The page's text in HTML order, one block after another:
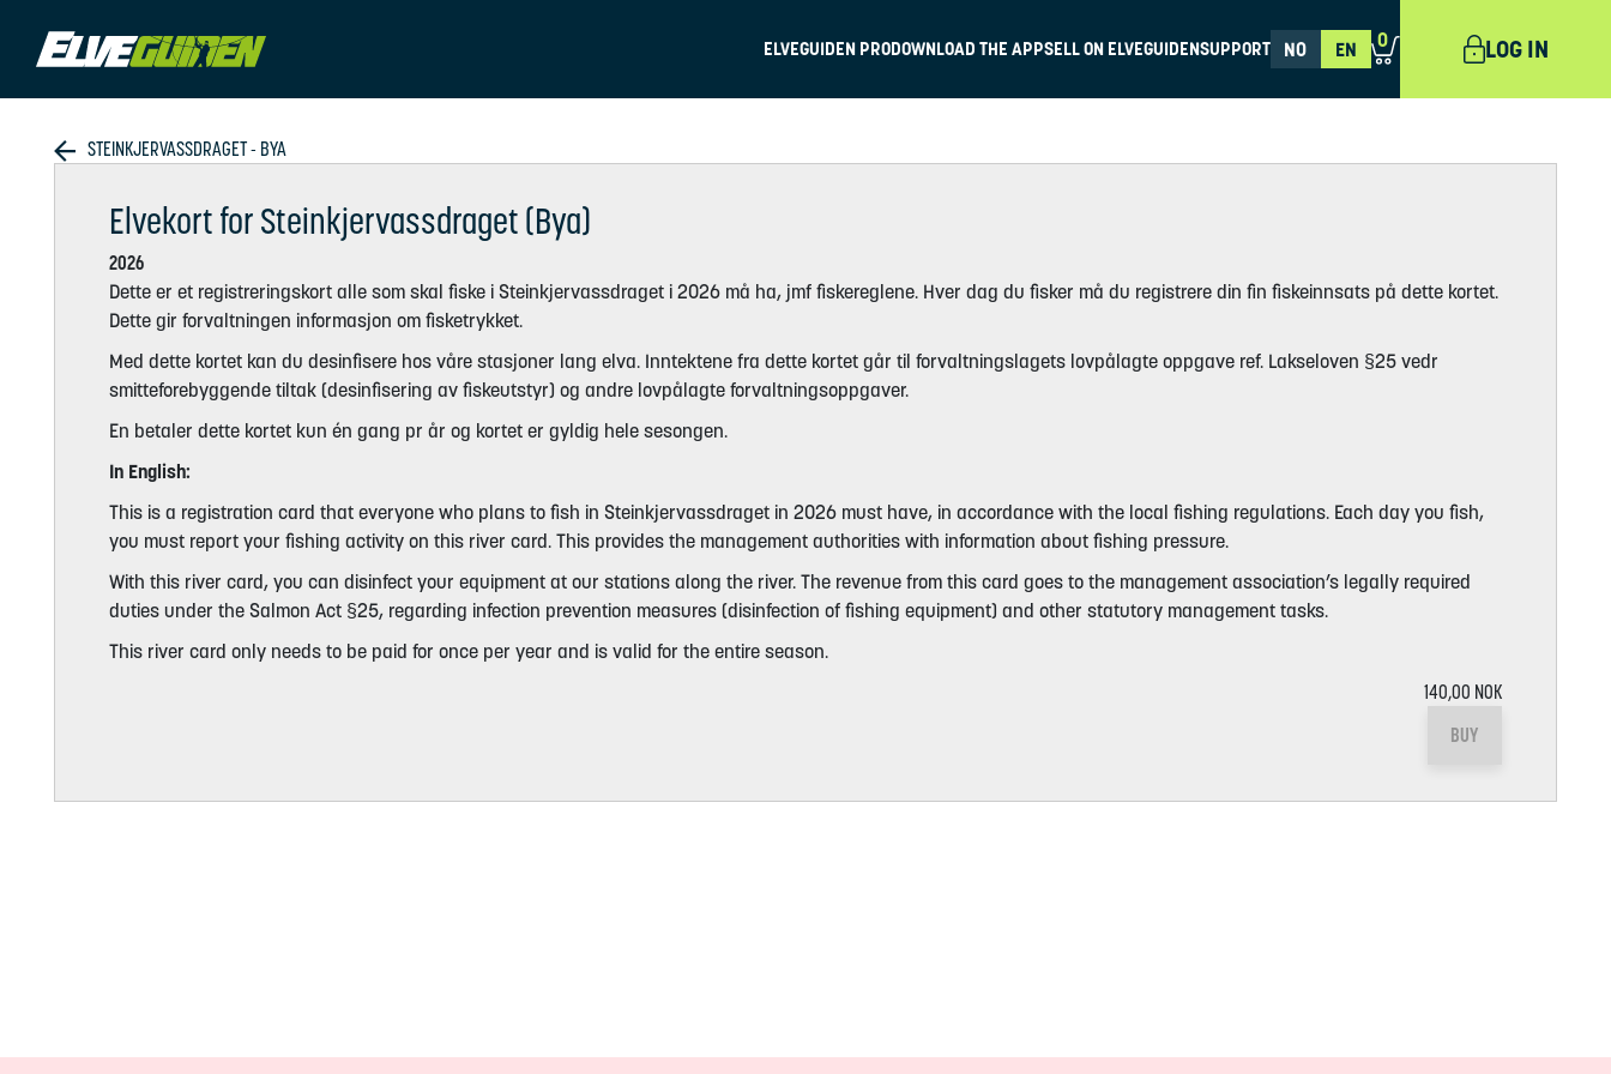
ELVEGUIDEN PRODOWNLOAD THE APPSELL ON ELVEGUIDENSUPPORT NO EN 0 LOG IN
STEINKJERVASSDRAGET - BYA
Elvekort for Steinkjervassdraget (Bya)
2026
Dette er et registreringskort alle som skal fiske i Steinkjervassdraget i 2026 må ha, jmf fiskereglene. Hver dag du fisker må du registrere din fin fiskeinnsats på dette kortet.
Dette gir forvaltningen informasjon om fisketrykket.
Med dette kortet kan du desinfisere hos våre stasjoner lang elva. Inntektene fra dette kortet går til forvaltningslagets lovpålagte oppgave ref. Lakseloven §25 vedr
smitteforebyggende tiltak (desinfisering av fiskeutstyr) og andre lovpålagte forvaltningsoppgaver.
En betaler dette kortet kun én gang pr år og kortet er gyldig hele sesongen.
In English:
This is a registration card that everyone who plans to fish in Steinkjervassdraget in 2026 must have, in accordance with the local fishing regulations. Each day you fish,
you must report your fishing activity on this river card. This provides the management authorities with information about fishing pressure.
With this river card, you can disinfect your equipment at our stations along the river. The revenue from this card goes to the management association’s legally required
duties under the Salmon Act §25, regarding infection prevention measures (disinfection of fishing equipment) and other statutory management tasks.
This river card only needs to be paid for once per year and is valid for the entire season.
140,00 NOK
BUY